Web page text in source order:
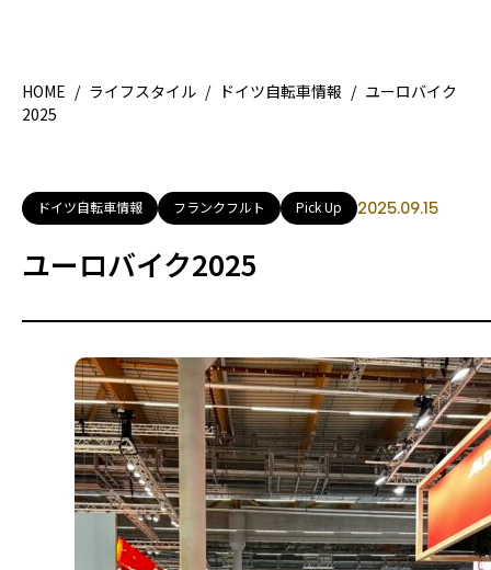
地域別ガイド
グルメ
観光ガイド
著者一覧
ライター募集
HOME / ライフスタイル / ドイツ自転車情報 / ユーロバイク
2025
ドイツ自転車情報 フランクフルト Pick Up 2025.09.15
ユーロバイク2025